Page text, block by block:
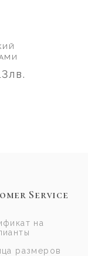
Service
на
размеров